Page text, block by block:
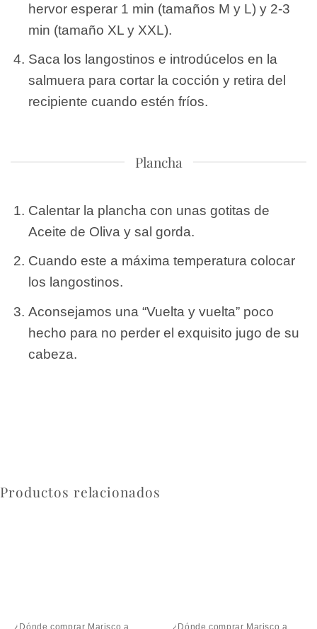
hervor esperar 1 min (tamaños M y L) y 2-3
min (tamaño XL y XXL).
Saca los langostinos e introdúcelos en la
salmuera para cortar la cocción y retira del
recipiente cuando estén fríos.
Plancha
Calentar la plancha con unas gotitas de
Aceite de Oliva y sal gorda.
Cuando este a máxima temperatura colocar
los langostinos.
Aconsejamos una “Vuelta y vuelta” poco
hecho para no perder el exquisito jugo de su
cabeza.
Productos relacionados